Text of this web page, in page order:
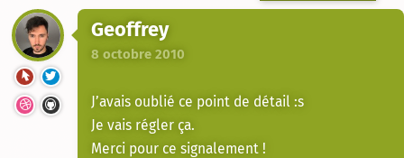
Geoffrey
8 octobre 2010
J’avais oublié ce point de détail :s
Je vais régler ça.
Merci pour ce signalement !